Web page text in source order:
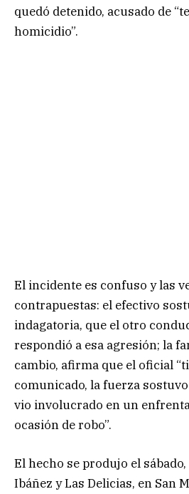
quedó detenido, acusado de
homicidio”.
El incidente es confuso y las
contrapuestas: el efectivo
indagatoria, que el otro
respondió a esa agresión; la
cambio, afirma que el oficial
comunicado, la fuerza
vio involucrado en un
ocasión de robo”.
El hecho se produjo el sábado,
Ibáñez y Las Delicias, en San